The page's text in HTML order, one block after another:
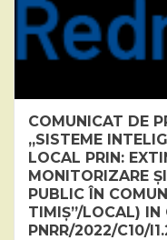
COMUNICAT DE
„SISTEME
LOCAL PRIN:
MONITORIZARE
PUBLIC ÎN
TIMIȘ”/LOCAL) IN
PNRR/2022/C10/